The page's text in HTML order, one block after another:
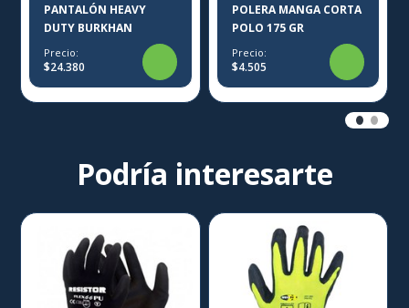
PANTALÓN HEAVY
DUTY BURKHAN
Precio:
$24.380
POLERA MANGA CORTA
POLO 175 GR
Precio:
$4.505
Podría interesarte